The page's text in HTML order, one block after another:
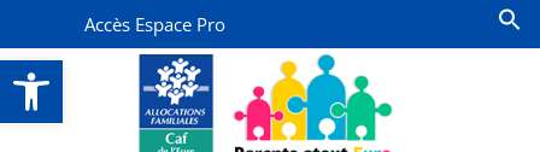
Ouvrir la barre d’outils
Accès Espace Pro